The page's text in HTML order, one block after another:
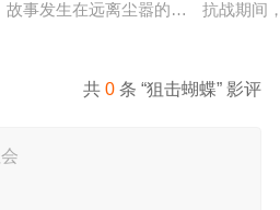
逾白长大以后，林知夏忽然对他说
故事发生在远离尘嚣的春日山野，两
抗战期间
共0 条 “狙击蝴蝶” 影评